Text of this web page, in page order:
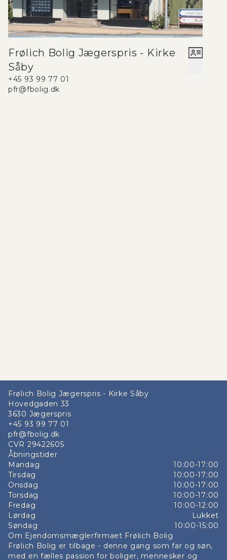
Frølich Bolig Jægerspris - Kirke
Såby
+45 93 99 77 01
pfr@fbolig.dk
Frølich Bolig Jægerspris - Kirke Såby
Hovedgaden 33
3630 Jægerspris
+45 93 99 77 01
pfr@fbolig.dk
CVR 29422605
Åbningstider
Mandag
10:00-17:00
Tirsdag
10:00-17:00
Onsdag
10:00-17:00
Torsdag
10:00-17:00
Fredag
10:00-12:00
Lørdag
Lukket
Søndag
10:00-15:00
Om Ejendomsmæglerfirmaet Frølich Bolig
Frølich Bolig er tilbage - denne gang som far og søn,
med en fælles passion for boliger, mennesker og